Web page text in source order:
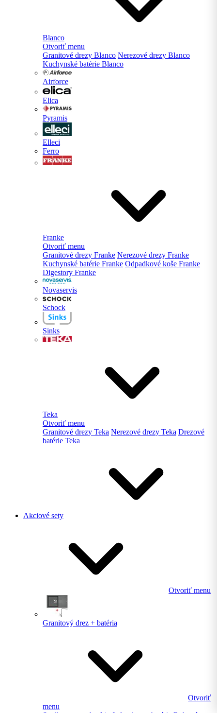
Blanco
Otvoriť menu
Granitové drezy Blanco Nerezové drezy Blanco
Kuchynské batérie Blanco
Airforce
Elica
Pyramis
Elleci
Ferro
Franke
Otvoriť menu
Granitové drezy Franke Nerezové drezy Franke
Kuchynské batérie Franke Odpadkové koše Franke
Digestory Franke
Novaservis
Schock
Sinks
Teka
Otvoriť menu
Granitové drezy Teka Nerezové drezy Teka Drezové
batérie Teka
Akciové sety
Otvoriť menu
Granitový drez + batéria
Otvoriť
menu